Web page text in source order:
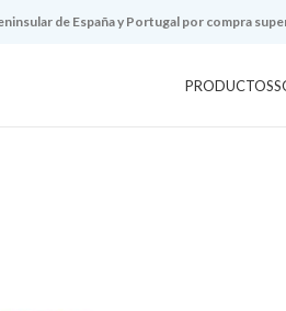
de España y Portugal por compra
PRODUCTOS